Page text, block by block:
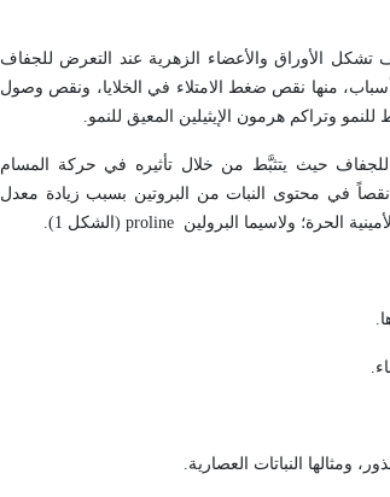
تشكل الأوراق والأعضاء الزهرية عند التعرض للجفاف
أسباب، منها نقص ضغط الامتلاء في الخلايا، ونقص وصول
للنمو وتراكم هرمون الإيثيلين المعيق للنمو.
للجفاف حيث يتثبَّط من خلال تأثيره في حركة المسام
في محتوى النبات من البروتين بسبب زيادة معدل
الحرة؛ ولاسيما البرولين proline (الشكل 1).
.
.
ومثالها النباتات العصارية.